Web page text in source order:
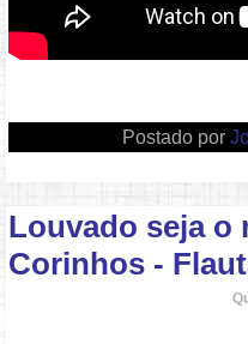
Postado por
Louvado seja o
Corinhos -